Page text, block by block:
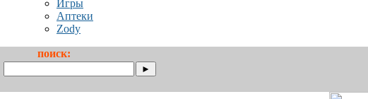
Игры
Аптеки
Zody
поиск: